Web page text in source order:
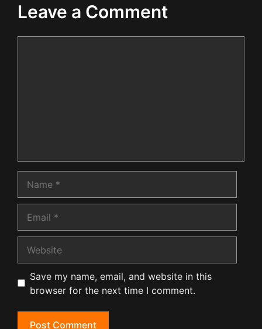
Leave a Comment
Save my name, email, and website in this
browser for the next time I comment.